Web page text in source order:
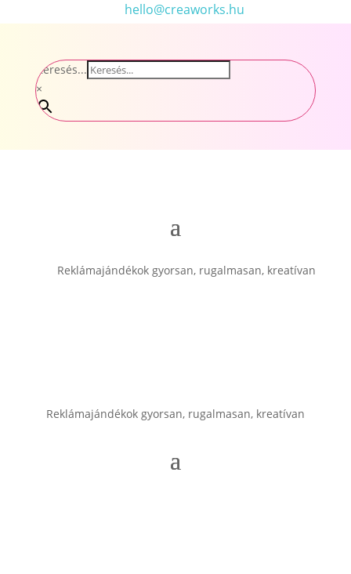
hello@creaworks.hu
Keresés...
×
Reklámajándékok gyorsan, rugalmasan, kreatívan
Reklámajándékok gyorsan, rugalmasan, kreatívan